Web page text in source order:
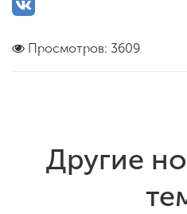
Просмотров: 3609
Другие